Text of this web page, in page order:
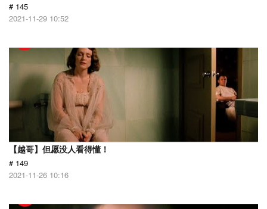
# 145
2021-11-29 10:52
【越哥】但愿没人看得懂！
# 149
2021-11-26 10:16